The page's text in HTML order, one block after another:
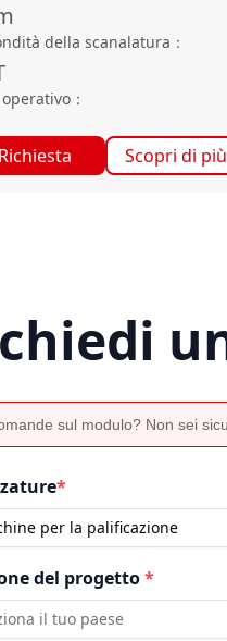
della scanalatura ：
operativo ：
Richiesta Scopri di più
sul modulo? Non sei
*
per la palificazione
del progetto*
il tuo paese